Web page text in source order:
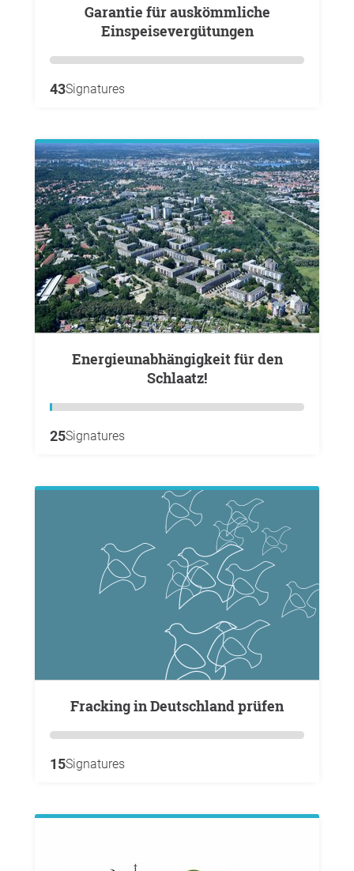
Garantie für auskömmliche
Einspeisevergütungen
43Signatures
Energieunabhängigkeit für den
Schlaatz!
25Signatures
Fracking in Deutschland prüfen
15Signatures